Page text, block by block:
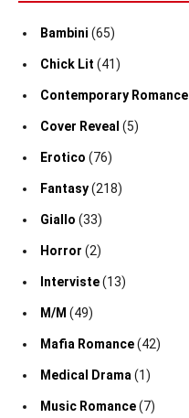
Bambini (65)
Chick Lit (41)
Contemporary Romance
Cover Reveal (5)
Erotico (76)
Fantasy(218)
Giallo (33)
Horror (2)
Interviste(13)
M/M (49)
Mafia Romance(42)
Medical Drama (1)
Music Romance(7)